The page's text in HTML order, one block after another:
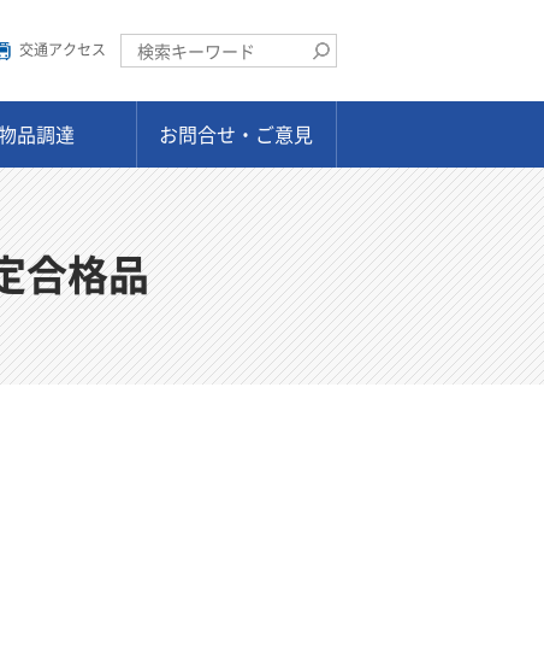
交通アクセス
品調達 お問合せ・ご意見
合格品